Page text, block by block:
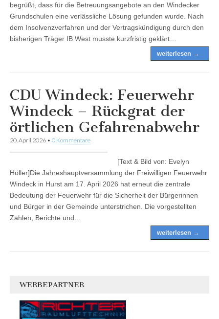
begrüßt, dass für die Betreuungsangebote an den Windecker
Grundschulen eine verlässliche Lösung gefunden wurde. Nach
dem Insolvenzverfahren und der Vertragskündigung durch den
bisherigen Träger IB West musste kurzfristig geklärt…
weiterlesen →
CDU Windeck: Feuerwehr
Windeck – Rückgrat der
örtlichen Gefahrenabwehr
20. April 2026 • 0 Kommentare
[Text & Bild von: Evelyn
Höller]Die Jahreshauptversammlung der Freiwilligen Feuerwehr
Windeck in Hurst am 17. April 2026 hat erneut die zentrale
Bedeutung der Feuerwehr für die Sicherheit der Bürgerinnen
und Bürger in der Gemeinde unterstrichen. Die vorgestellten
Zahlen, Berichte und…
weiterlesen →
WERBEPARTNER